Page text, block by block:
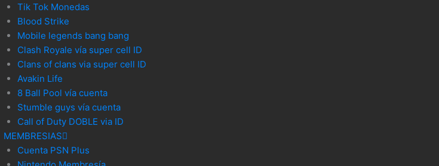
Tik Tok Monedas
Blood Strike
Mobile legends bang bang
Clash Royale vía super cell ID
Clans of clans via super cell ID
Avakin Life
8 Ball Pool vía cuenta
Stumble guys vía cuenta
Call of Duty DOBLE via ID
MEMBRESIAS
Cuenta PSN Plus